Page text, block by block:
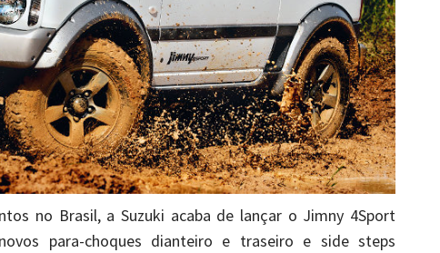
no Brasil, a Suzuki acaba de lançar o Jimny 4Sport
para-choques dianteiro e traseiro e side steps